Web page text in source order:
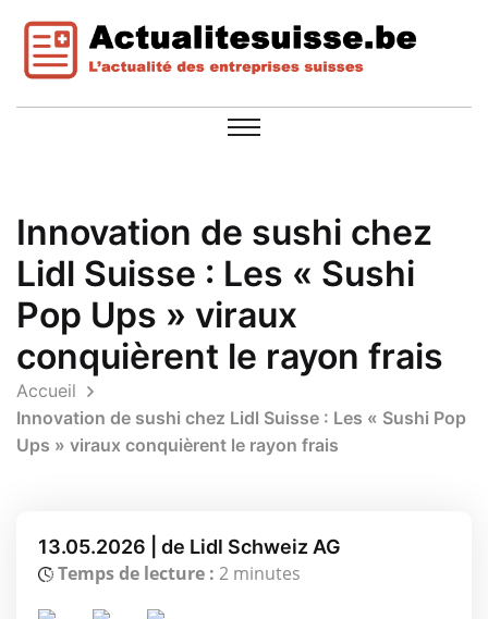
Innovation de sushi chez
Lidl Suisse : Les « Sushi
Pop Ups » viraux
conquièrent le rayon frais
Accueil
Innovation de sushi chez Lidl Suisse : Les « Sushi Pop
Ups » viraux conquièrent le rayon frais
13.05.2026 | de Lidl Schweiz AG
Temps de lecture : 2 minutes